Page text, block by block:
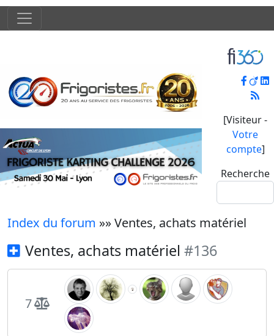
[Visiteur -
Votre
compte]
Recherche
Index du forum »» Ventes, achats matériel
Ventes, achats matériel #136
7